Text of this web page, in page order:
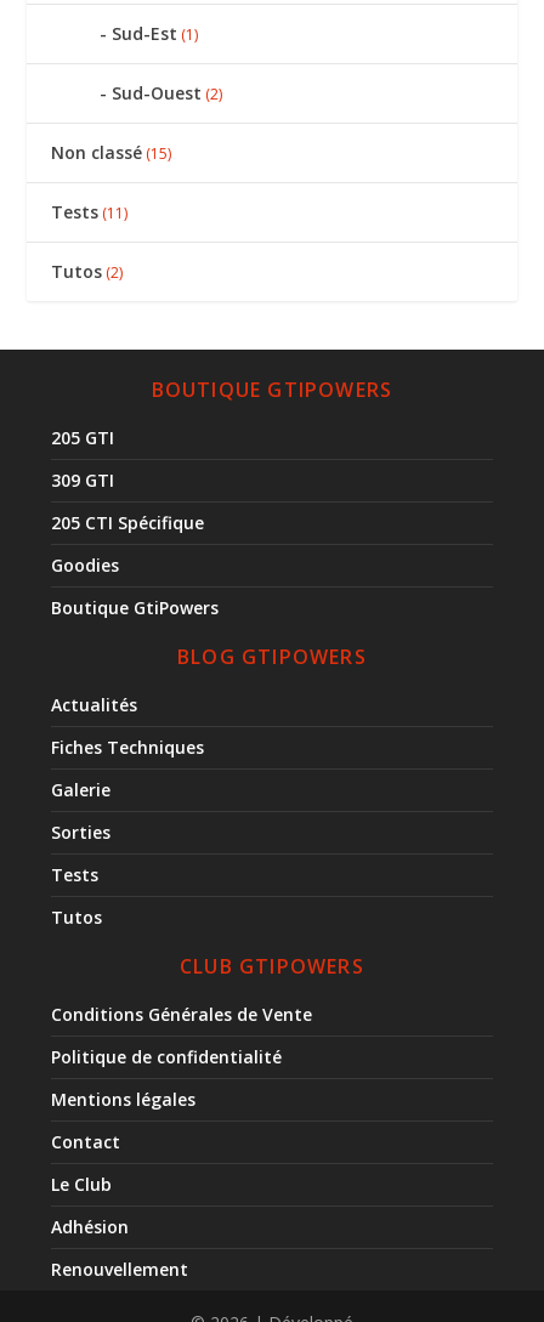
Sud-Est (1)
Sud-Ouest (2)
Non classé (15)
Tests (11)
Tutos (2)
BOUTIQUE GTIPOWERS
205 GTI
309 GTI
205 CTI Spécifique
Goodies
Boutique GtiPowers
BLOG GTIPOWERS
Actualités
Fiches Techniques
Galerie
Sorties
Tests
Tutos
CLUB GTIPOWERS
Conditions Générales de Vente
Politique de confidentialité
Mentions légales
Contact
Le Club
Adhésion
Renouvellement